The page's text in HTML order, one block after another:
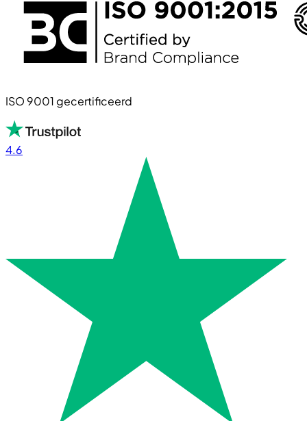
ISO 9001 gecertificeerd
4.6